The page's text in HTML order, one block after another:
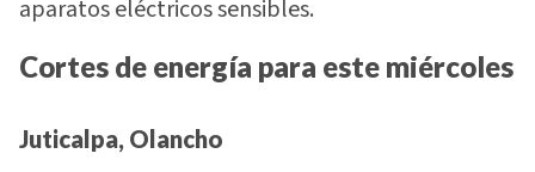
aparatos eléctricos sensibles.
Cortes de energía para este miércoles
Juticalpa, Olancho